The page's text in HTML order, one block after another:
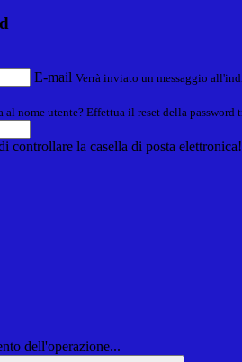
E-mail Verrà inviato un messaggio
al nome utente? Effettua il reset della password
controllare la casella di posta elettronica!
dell'operazione...